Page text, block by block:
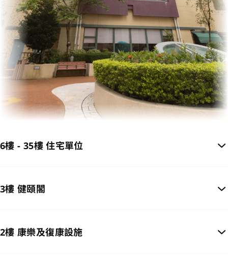
6樓 - 35樓 住宅單位
3樓 健頤閣
2樓 康樂及復康設施